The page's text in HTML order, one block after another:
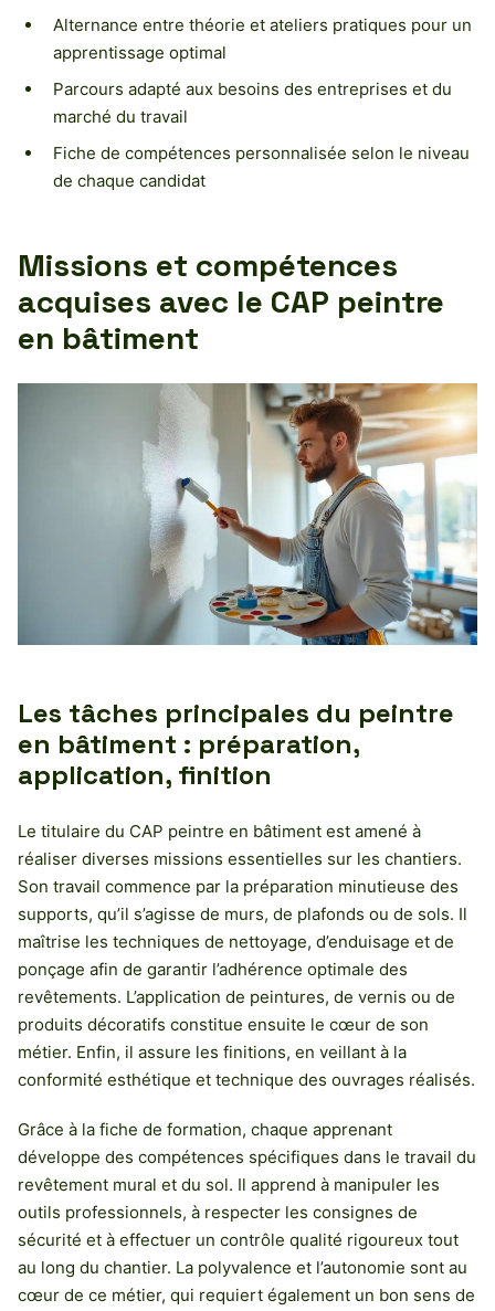
Alternance entre théorie et ateliers pratiques pour un
apprentissage optimal
Parcours adapté aux besoins des entreprises et du
marché du travail
Fiche de compétences personnalisée selon le niveau
de chaque candidat
Missions et compétences
acquises avec le CAP peintre
en bâtiment
Les tâches principales du peintre
en bâtiment : préparation,
application, finition
Le titulaire du CAP peintre en bâtiment est amené à
réaliser diverses missions essentielles sur les chantiers.
Son travail commence par la préparation minutieuse des
supports, qu’il s’agisse de murs, de plafonds ou de sols. Il
maîtrise les techniques de nettoyage, d’enduisage et de
ponçage afin de garantir l’adhérence optimale des
revêtements. L’application de peintures, de vernis ou de
produits décoratifs constitue ensuite le cœur de son
métier. Enfin, il assure les finitions, en veillant à la
conformité esthétique et technique des ouvrages réalisés.
Grâce à la fiche de formation, chaque apprenant
développe des compétences spécifiques dans le travail du
revêtement mural et du sol. Il apprend à manipuler les
outils professionnels, à respecter les consignes de
sécurité et à effectuer un contrôle qualité rigoureux tout
au long du chantier. La polyvalence et l’autonomie sont au
cœur de ce métier, qui requiert également un bon sens de